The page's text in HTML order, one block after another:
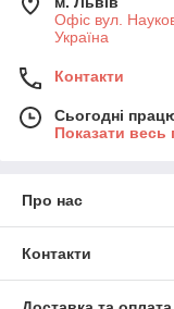
Офіс вул.
Україна
Контакти
Сьогодні
Показати весь
Про нас
Контакти